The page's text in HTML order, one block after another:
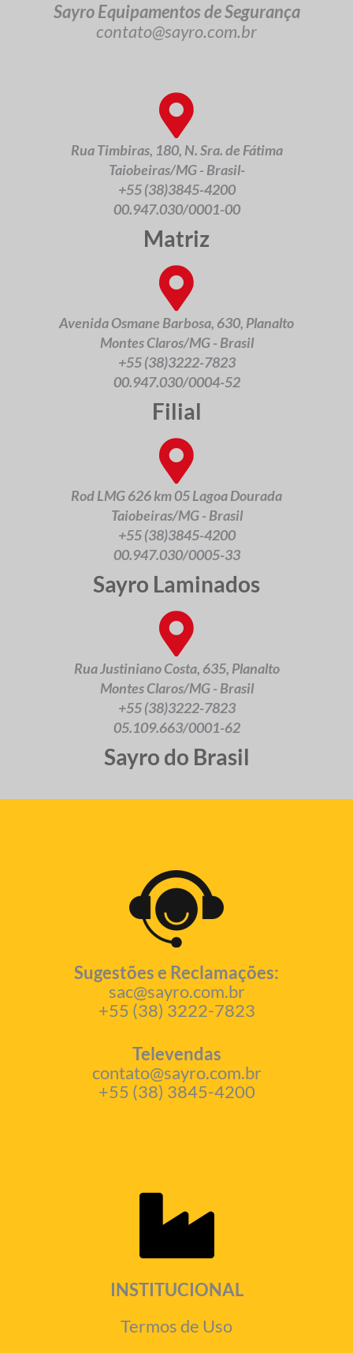
Sayro Equipamentos de Segurança
contato@sayro.com.br
Rua Timbiras, 180, N. Sra. de Fátima
Taiobeiras/MG - Brasil-
+55 (38)3845-4200
00.947.030/0001-00
Matriz
Avenida Osmane Barbosa, 630, Planalto
Montes Claros/MG - Brasil
+55 (38)3222-7823
00.947.030/0004-52
Filial
Rod LMG 626 km 05 Lagoa Dourada
Taiobeiras/MG - Brasil
+55 (38)3845-4200
00.947.030/0005-33
Sayro Laminados
Rua Justiniano Costa, 635, Planalto
Montes Claros/MG - Brasil
+55 (38)3222-7823
05.109.663/0001-62
Sayro do Brasil
Sugestões e Reclamações:
sac@sayro.com.br
+55 (38) 3222-7823
Televendas
contato@sayro.com.br
+55 (38) 3845-4200
INSTITUCIONAL
Termos de Uso